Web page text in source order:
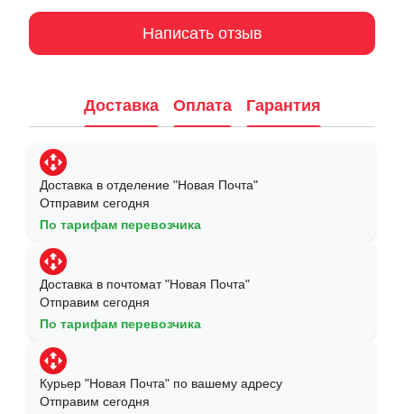
Написать отзыв
Доставка Оплата Гарантия
Доставка в отделение "Новая Почта"
Отправим сегодня
По тарифам перевозчика
Доставка в почтомат "Новая Почта"
Отправим сегодня
По тарифам перевозчика
Курьер "Новая Почта" по вашему адресу
Отправим сегодня